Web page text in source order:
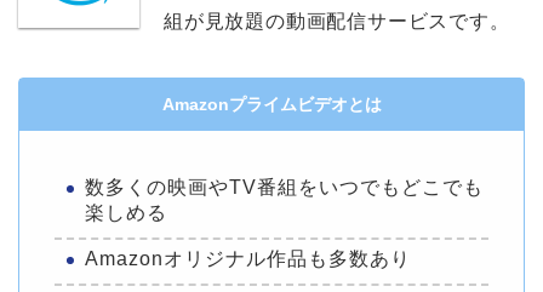
組が見放題の動画配信サービスです。
Amazonプライムビデオとは
数多くの映画やTV番組をいつでもどこでも
楽しめる
Amazonオリジナル作品も多数あり